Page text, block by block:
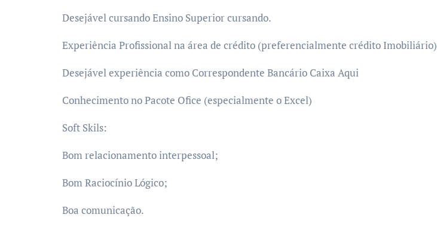
Desejável cursando Ensino Superior cursando.
Experiência Profissional na área de crédito (preferencialmente crédito Imobiliário)
Desejável experiência como Correspondente Bancário Caixa Aqui
Conhecimento no Pacote Ofice (especialmente o Excel)
Soft Skils:
Bom relacionamento interpessoal;
Bom Raciocínio Lógico;
Boa comunicação.